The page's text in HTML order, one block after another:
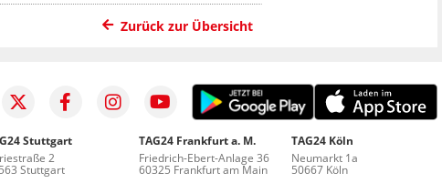
Zurück zur Übersicht
Stuttgart
2
Stuttgart
TAG24 Frankfurt a. M.
Friedrich-Ebert-Anlage 36
60325 Frankfurt am Main
TAG24 Köln
Neumarkt 1a
50667 Köln